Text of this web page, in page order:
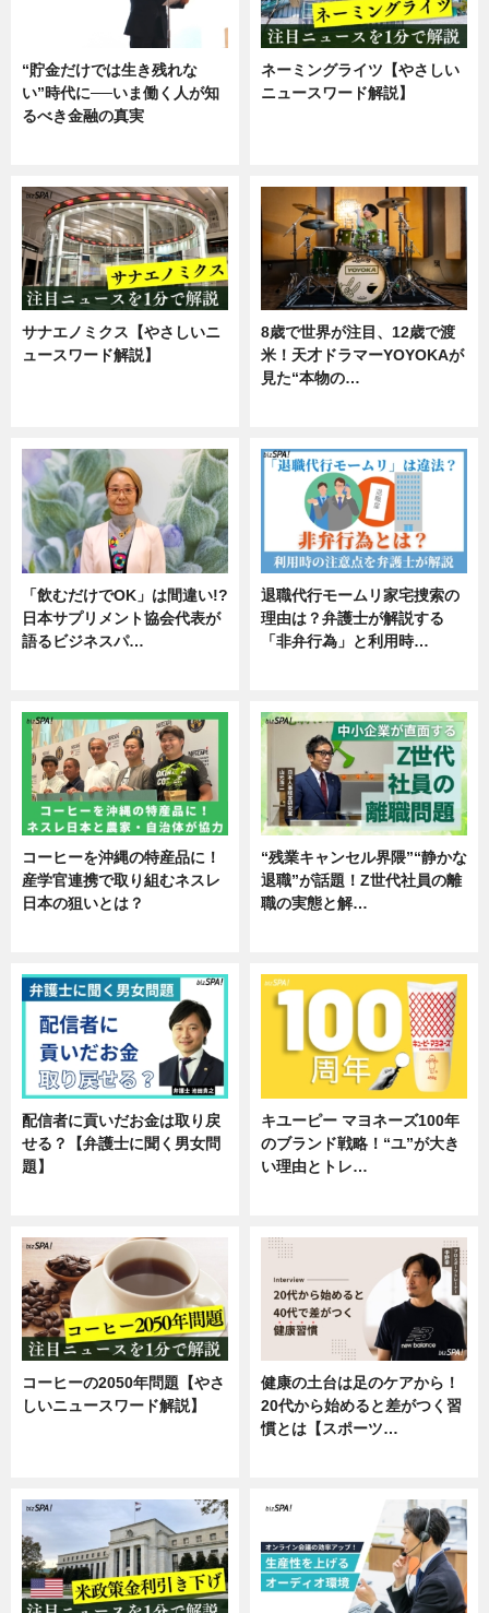
“貯金だけでは生き残れな
い”時代に──いま働く人が知
るべき金融の真実
ネーミングライツ【やさしい
ニュースワード解説】
サナエノミクス【やさしいニ
ュースワード解説】
8歳で世界が注目、12歳で渡
米！天才ドラマーYOYOKAが
見た“本物の…
「飲むだけでOK」は間違い!?
日本サプリメント協会代表が
語るビジネスパ…
退職代行モームリ家宅捜索の
理由は？弁護士が解説する
「非弁行為」と利用時…
コーヒーを沖縄の特産品に！
産学官連携で取り組むネスレ
日本の狙いとは？
“残業キャンセル界隈”“静かな
退職”が話題！Z世代社員の離
職の実態と解…
配信者に貢いだお金は取り戻
せる？【弁護士に聞く男女問
題】
キユーピー マヨネーズ100年
のブランド戦略！“ユ”が大き
い理由とトレ…
コーヒーの2050年問題【やさ
しいニュースワード解説】
健康の土台は足のケアから！
20代から始めると差がつく習
慣とは【スポーツ…